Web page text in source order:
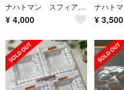
ナハトマン スフィアベース
¥ 4,000 ¥ 3,500